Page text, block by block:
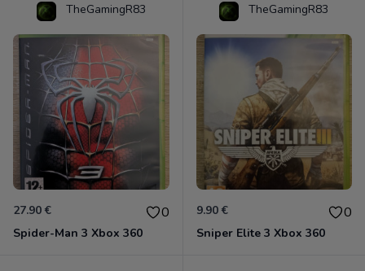
TheGamingR83
27.90 € 0
Spider-Man 3 Xbox 360
TheGamingR83
9.90 € 0
Sniper Elite 3 Xbox 360